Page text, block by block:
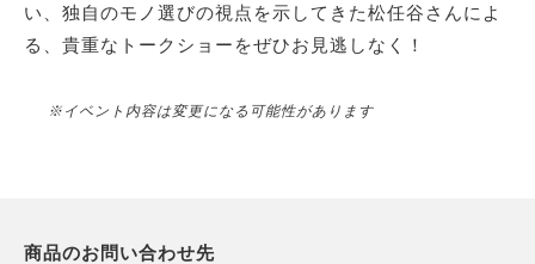
い、独自のモノ選びの視点を示してきた松任谷さんによ
る、貴重なトークショーをぜひお見逃しなく！
※イベント内容は変更になる可能性があります
商品のお問い合わせ先